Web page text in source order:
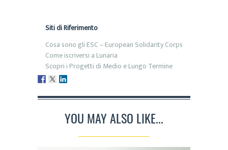
Siti di Riferimento
Cosa sono gli ESC – European Solidarity Corps
Come iscriversi a Lunaria
Scopri i Progetti di Medio e Lungo Termine
YOU MAY ALSO LIKE...